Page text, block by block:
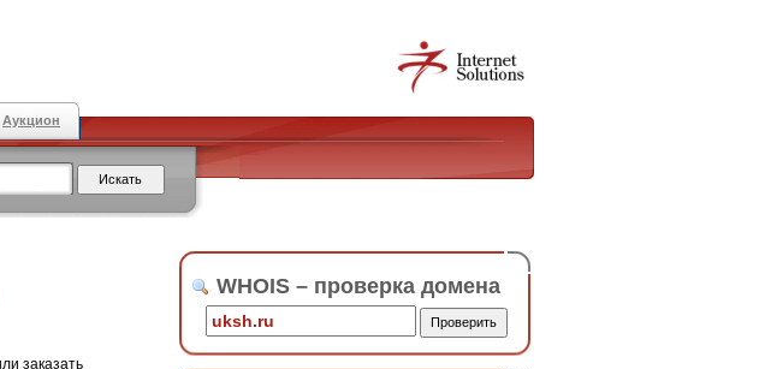
Аукцион
заказать
WHOIS – проверка домена